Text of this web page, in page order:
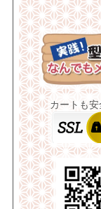
カートも安